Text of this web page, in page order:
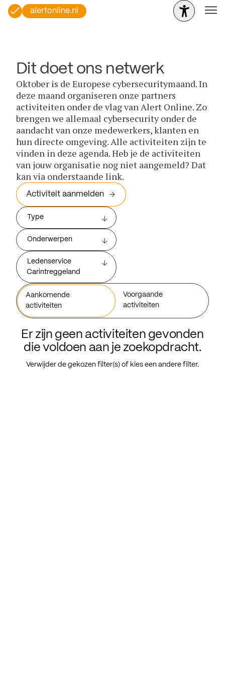
alertonline.nl
Dit doet ons netwerk
Oktober is de Europese cybersecuritymaand. In
deze maand organiseren onze partners
activiteiten onder de vlag van Alert Online. Zo
brengen we allemaal cybersecurity onder de
aandacht van onze medewerkers, klanten en
hun directe omgeving. Alle activiteiten zijn te
vinden in deze agenda. Heb je de activiteiten
van jouw organisatie nog niet aangemeld? Dat
kan via onderstaande link.
Activiteit aanmelden
Type
Onderwerpen
Ledenservice
Carintreggeland
Aankomende
activiteiten
Voorgaande
activiteiten
Er zijn geen activiteiten gevonden
die voldoen aan je zoekopdracht.
Verwijder de gekozen filter(s) of kies een andere filter.